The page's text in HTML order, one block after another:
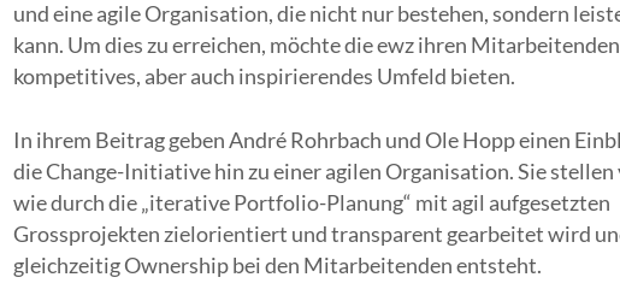
und eine agile Organisation, die nicht nur bestehen, sondern
kann. Um dies zu erreichen, möchte die ewz ihren
kompetitives, aber auch inspirierendes Umfeld bieten.
In ihrem Beitrag geben André Rohrbach und Ole Hopp einen
die Change-Initiative hin zu einer agilen Organisation. Sie stellen
wie durch die „iterative Portfolio-Planung“ mit agil aufgesetzten
Grossprojekten zielorientiert und transparent gearbeitet wird
gleichzeitig Ownership bei den Mitarbeitenden entsteht.